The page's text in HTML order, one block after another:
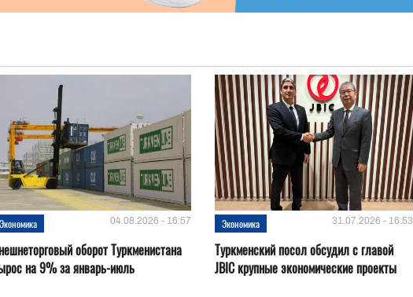
Экономика 04.08.2026 - 16:57
оборот Туркменистана
на 9% за январь-июль
Экономика 31.07.2026 - 16:53
Туркменский посол обсудил с главой
JBIC крупные экономические проекты